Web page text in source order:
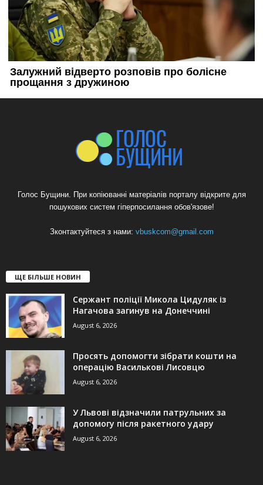
Голос Бущини. При копіюванні матеріалів порталу відкрите для
пошукових систем гіперпосилання обов'язове!
Зконтактуйтеся з нами: vbuskcom@gmail.com
ЩЕ БІЛЬШЕ НОВИН
Сержант поліції Микола Цидуляк із
Нагачова загинув на Донеччині
August 6, 2026
Просять допомогти зібрати кошти на
операцію Василькові Лисовцю
August 6, 2026
У Львові відзначили патрульних за
допомогу після ракетного удару
August 6, 2026